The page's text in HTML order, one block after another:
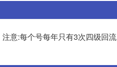
意:每个号每年只有3次四级回流